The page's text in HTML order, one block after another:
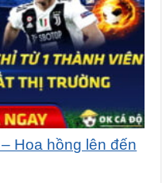
Hoa hồng lên đến